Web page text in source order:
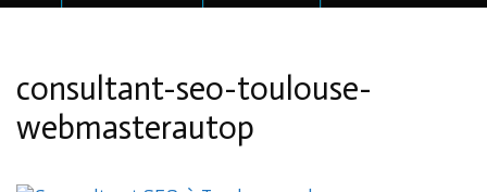
consultant-seo-toulouse-
webmasterautop